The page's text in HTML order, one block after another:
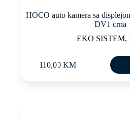
HOCO auto kamera sa
DV1 crna
EKO SISTEM,
110,00KM